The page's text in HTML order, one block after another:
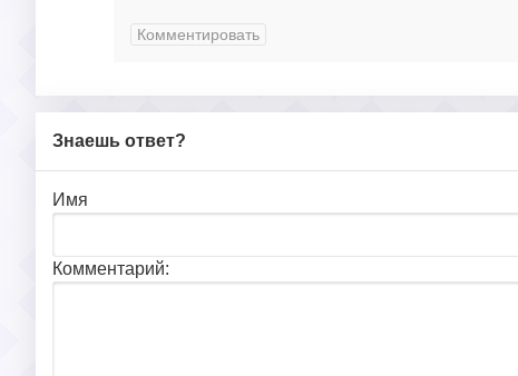
Комментировать
Знаешь ответ?
Имя
Комментарий: